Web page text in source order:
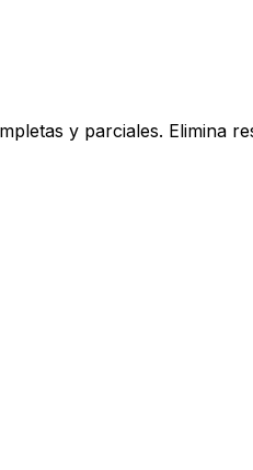
y parciales. Elimina